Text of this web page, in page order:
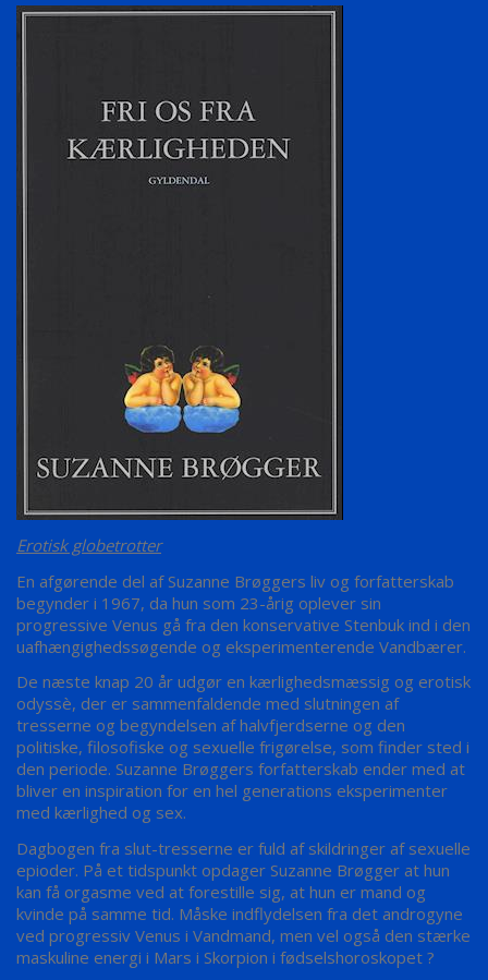
Erotisk globetrotter
En afgørende del af Suzanne Brøggers liv og forfatterskab
begynder i 1967, da hun som 23-årig oplever sin
progressive Venus gå fra den konservative Stenbuk ind i den
uafhængighedssøgende og eksperimenterende Vandbærer.
De næste knap 20 år udgør en kærlighedsmæssig og erotisk
odyssè, der er sammenfaldende med slutningen af
tresserne og begyndelsen af halvfjerdserne og den
politiske, filosofiske og sexuelle frigørelse, som finder sted i
den periode. Suzanne Brøggers forfatterskab ender med at
bliver en inspiration for en hel generations eksperimenter
med kærlighed og sex.
Dagbogen fra slut-tresserne er fuld af skildringer af sexuelle
epioder. På et tidspunkt opdager Suzanne Brøgger at hun
kan få orgasme ved at forestille sig, at hun er mand og
kvinde på samme tid. Måske indflydelsen fra det androgyne
ved progressiv Venus i Vandmand, men vel også den stærke
maskuline energi i Mars i Skorpion i fødselshoroskopet ?